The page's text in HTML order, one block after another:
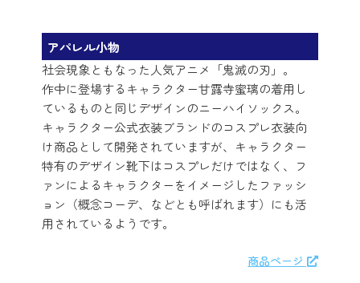
アパレル小物
社会現象ともなった人気アニメ「鬼滅の刃」。
作中に登場するキャラクター甘露寺蜜璃の着用し
ているものと同じデザインのニーハイソックス。
キャラクター公式衣装ブランドのコスプレ衣装向
け商品として開発されていますが、キャラクター
特有のデザイン靴下はコスプレだけではなく、フ
ァンによるキャラクターをイメージしたファッシ
ョン（概念コーデ、などとも呼ばれます）にも活
用されているようです。
商品ページ